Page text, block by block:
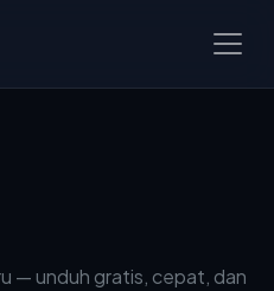
— unduh gratis, cepat, dan